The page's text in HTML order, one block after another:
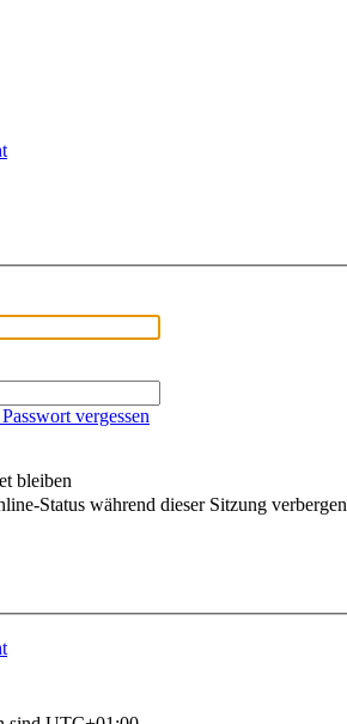
vergessen
bleiben
Status während dieser Sitzung verbergen